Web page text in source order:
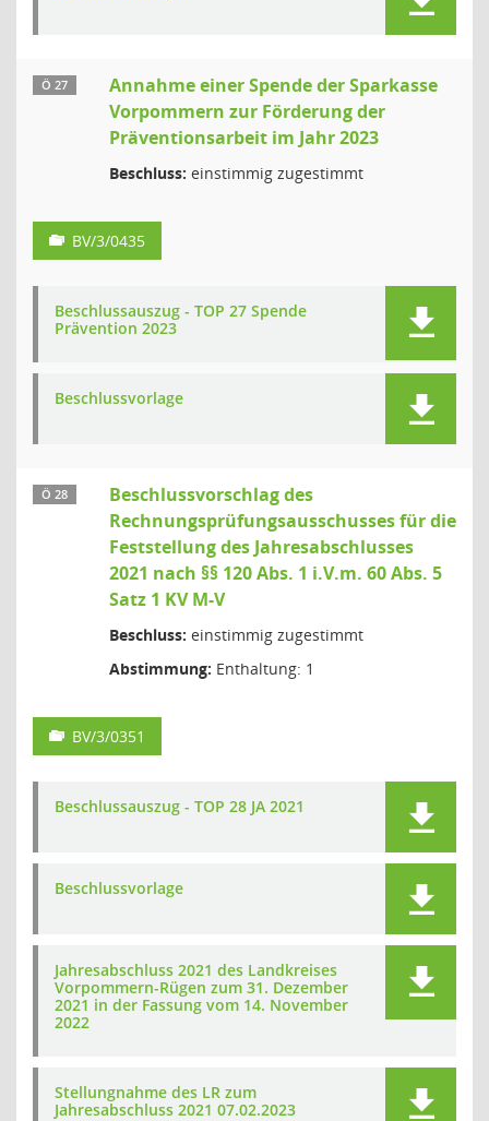
Ö 27
Annahme einer Spende der Sparkasse
Vorpommern zur Förderung der
Präventionsarbeit im Jahr 2023
Beschluss: einstimmig zugestimmt
BV/3/0435
Beschlussauszug - TOP 27 Spende
Prävention 2023
Beschlussvorlage
Ö 28
Beschlussvorschlag des
Rechnungsprüfungsausschusses für die
Feststellung des Jahresabschlusses
2021 nach §§ 120 Abs. 1 i.V.m. 60 Abs. 5
Satz 1 KV M-V
Beschluss: einstimmig zugestimmt
Abstimmung: Enthaltung: 1
BV/3/0351
Beschlussauszug - TOP 28 JA 2021
Beschlussvorlage
Jahresabschluss 2021 des Landkreises
Vorpommern-Rügen zum 31. Dezember
2021 in der Fassung vom 14. November
2022
Stellungnahme des LR zum
Jahresabschluss 2021 07.02.2023